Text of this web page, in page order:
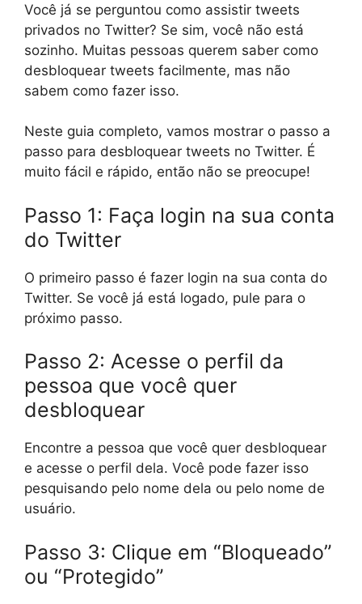
Você já se perguntou como assistir tweets
privados no Twitter? Se sim, você não está
sozinho. Muitas pessoas querem saber como
desbloquear tweets facilmente, mas não
sabem como fazer isso.
Neste guia completo, vamos mostrar o passo a
passo para desbloquear tweets no Twitter. É
muito fácil e rápido, então não se preocupe!
Passo 1: Faça login na sua conta
do Twitter
O primeiro passo é fazer login na sua conta do
Twitter. Se você já está logado, pule para o
próximo passo.
Passo 2: Acesse o perfil da
pessoa que você quer
desbloquear
Encontre a pessoa que você quer desbloquear
e acesse o perfil dela. Você pode fazer isso
pesquisando pelo nome dela ou pelo nome de
usuário.
Passo 3: Clique em “Bloqueado”
ou “Protegido”